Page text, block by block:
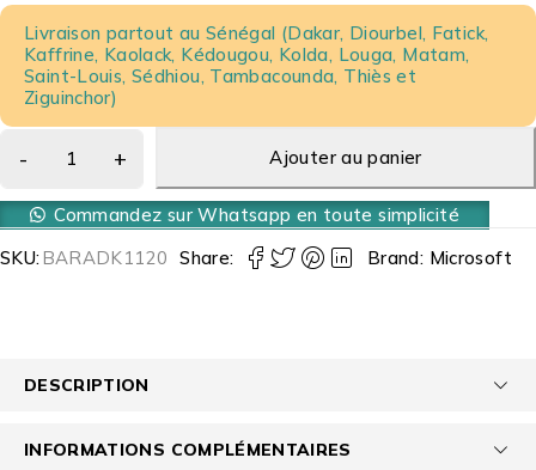
Livraison partout au Sénégal (Dakar, Diourbel, Fatick,
Kaffrine, Kaolack, Kédougou, Kolda, Louga, Matam,
Saint-Louis, Sédhiou, Tambacounda, Thiès et
Ziguinchor)
Ajouter au panier
Commandez sur Whatsapp en toute simplicité
SKU:BARADK1120 Share: Brand: Microsoft
DESCRIPTION
INFORMATIONS COMPLÉMENTAIRES